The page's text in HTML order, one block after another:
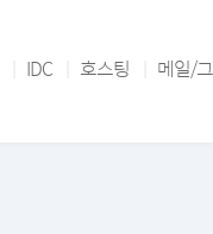
IDC 호스팅 메일/